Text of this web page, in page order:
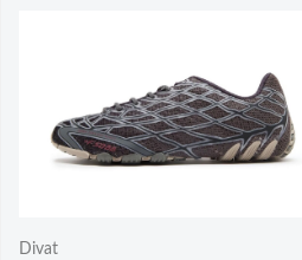
megtépázott szériát
Divat